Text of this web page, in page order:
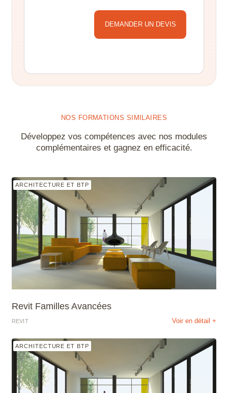
NOS FORMATIONS SIMILAIRES
Développez vos compétences avec nos modules
complémentaires et gagnez en efficacité.
ARCHITECTURE ET BTP
Revit Familles Avancées
REVIT Voir en détail +
ARCHITECTURE ET BTP